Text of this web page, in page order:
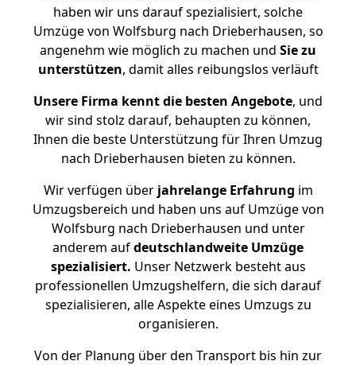
haben wir uns darauf spezialisiert, solche
Umzüge von Wolfsburg nach Drieberhausen, so
angenehm wie möglich zu machen und Sie zu
unterstützen, damit alles reibungslos verläuft
Unsere Firma kennt die besten Angebote, und
wir sind stolz darauf, behaupten zu können,
Ihnen die beste Unterstützung für Ihren Umzug
nach Drieberhausen bieten zu können.
Wir verfügen überjahrelange Erfahrung im
Umzugsbereich und haben uns auf Umzüge von
Wolfsburg nach Drieberhausen und unter
anderem aufdeutschlandweite Umzüge
spezialisiert. Unser Netzwerk besteht aus
professionellen Umzugshelfern, die sich darauf
spezialisieren, alle Aspekte eines Umzugs zu
organisieren.
Von der Planung über den Transport bis hin zur